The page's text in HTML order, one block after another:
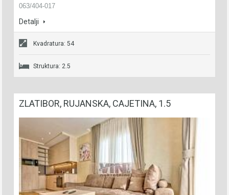
063/404-017
Detalji
Kvadratura: 54
Struktura: 2.5
ZLATIBOR, RUJANSKA, CAJETINA, 1.5